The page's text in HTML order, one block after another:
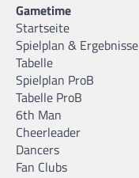
Gametime
Startseite
Spielplan & Ergebnisse
Tabelle
Spielplan ProB
Tabelle ProB
6th Man
Cheerleader
Dancers
Fan Clubs